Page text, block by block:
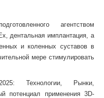
агентством
дентальная имплантация, а
и коленных суставов в
мере стимулировать
Технологии, Рынки,
потенциал применения 3D-